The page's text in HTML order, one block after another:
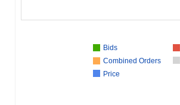
Bids
Combined Orders
Price